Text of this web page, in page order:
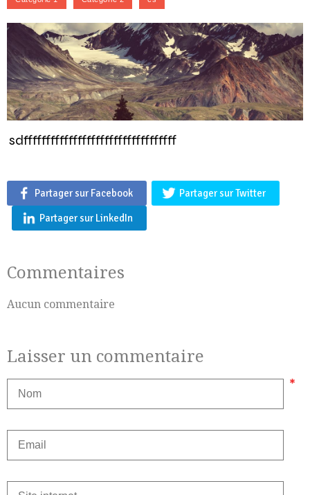
sdffffffffffffffffffffffffffffffffff
Partager sur Facebook
Partager sur Twitter
Partager sur LinkedIn
Commentaires
Aucun commentaire
Laisser un commentaire